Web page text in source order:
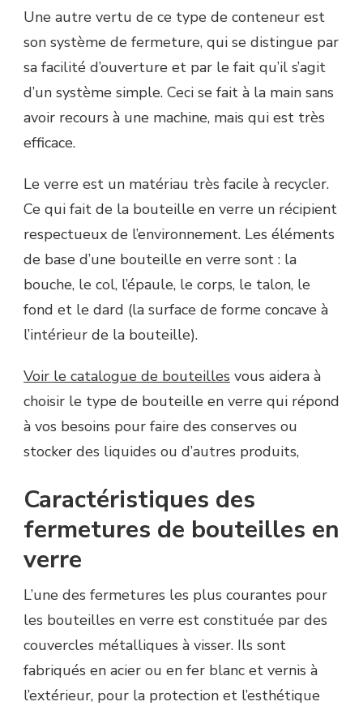
Une autre vertu de ce type de conteneur est
son système de fermeture, qui se distingue par
sa facilité d’ouverture et par le fait qu’il s’agit
d’un système simple. Ceci se fait à la main sans
avoir recours à une machine, mais qui est très
efficace.
Le verre est un matériau très facile à recycler.
Ce qui fait de la bouteille en verre un récipient
respectueux de l’environnement. Les éléments
de base d’une bouteille en verre sont : la
bouche, le col, l’épaule, le corps, le talon, le
fond et le dard (la surface de forme concave à
l’intérieur de la bouteille).
Voir le catalogue de bouteilles vous aidera à
choisir le type de bouteille en verre qui répond
à vos besoins pour faire des conserves ou
stocker des liquides ou d’autres produits,
Caractéristiques des
fermetures de bouteilles en
verre
L’une des fermetures les plus courantes pour
les bouteilles en verre est constituée par des
couvercles métalliques à visser. Ils sont
fabriqués en acier ou en fer blanc et vernis à
l’extérieur, pour la protection et l’esthétique